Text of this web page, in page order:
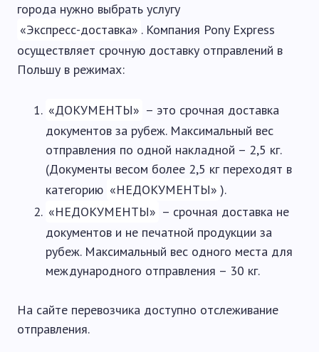
города нужно выбрать услугу
«Экспресс-доставка» . Компания Pony Express
осуществляет срочную доставку отправлений в
Польшу в режимах:
«ДОКУМЕНТЫ» – это срочная доставка
документов за рубеж. Максимальный вес
отправления по одной накладной – 2,5 кг.
(Документы весом более 2,5 кг переходят в
категорию «НЕДОКУМЕНТЫ» ).
«НЕДОКУМЕНТЫ» – срочная доставка не
документов и не печатной продукции за
рубеж. Максимальный вес одного места для
международного отправления – 30 кг.
На сайте перевозчика доступно отслеживание
отправления.